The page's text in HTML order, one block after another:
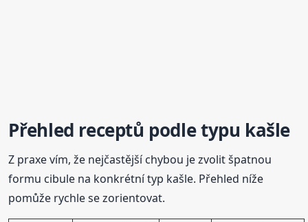
Přehled receptů podle typu kašle
Z praxe vím, že nejčastější chybou je zvolit špatnou
formu cibule na konkrétní typ kašle. Přehled níže
pomůže rychle se zorientovat.